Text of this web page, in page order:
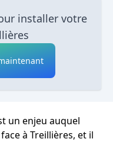
installer votre
un enjeu auquel
à Treillières, et il